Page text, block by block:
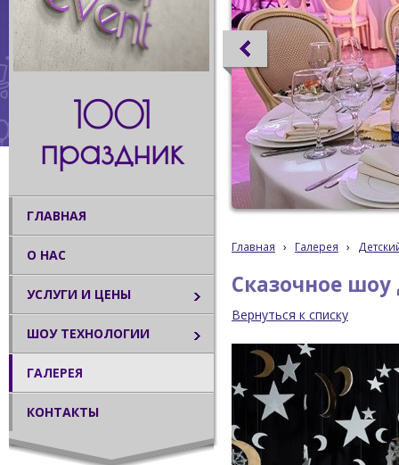
1001
праздник
ГЛАВНАЯ
О НАС
УСЛУГИ И ЦЕНЫ
ШОУ ТЕХНОЛОГИИ
ГАЛЕРЕЯ
КОНТАКТЫ
Главная › Галерея ›
Сказочное шоу
Вернуться к списку